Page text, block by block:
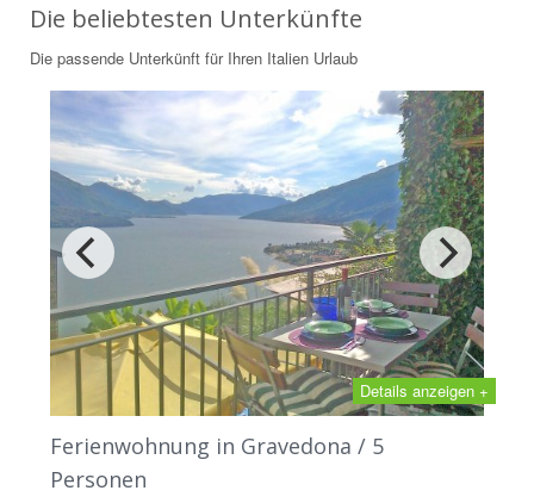
Die beliebtesten Unterkünfte
Die passende Unterkünft für Ihren Italien Urlaub
Details anzeigen +
Ferienwohnung in Gravedona / 5
Personen